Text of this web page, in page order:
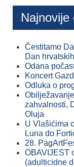
Najnovije
Čestitamo
Dan
Odana
Koncert
Odluka o
zahvalnosti,
Oluja
U Vlašićima
Luna do
28.
OBAVIJEST
(adulticidne